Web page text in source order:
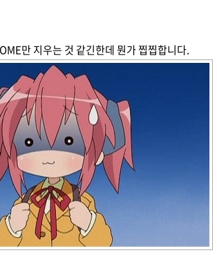
만 지우는 것 같긴한데 뭔가 찝찝합니다.